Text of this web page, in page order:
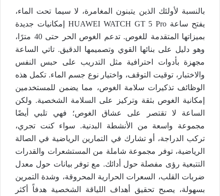
بالنسبة لأولئك الذين يتبنون المغامرة، لا سيما تحت الماء،
يفتح ساعة HUAWEI WATCH GT 5 Pro إمكانيات جديدة
بميزاتها المتقدمة للغوص. تدعم الغوص الحر حتى 40 مترًا،
وهو دليل على بنائها القوي وتصميمها الدقيق. تاتي الساعة
مجهزة بأدوات احترافية مثل التدريب على حبس النفس
والاختبار، توقيت التوقف، واختيار نوع جسم الماء. تكمل هذه
الوظائف تذكيرات سلامة الغوص، مما يضمن للمستخدمين
إمكانية الغوص بثقة وتركيز على السلامة الشخصية. ولكن
الساعة لا تقتصر على عشاق الغوص؛ فهي تلبي أيضًا
مجموعة واسعة من الأنشطة البدنية. سواء كنت تجري،
تركب الدراجة، أو تشارك في التمارين الرياضية في الصالة
الرياضية، توفر مجموعة شاملة من المستشعرات والقدرات
التتبعية رؤى مفصلة حول أدائك. مع توفر بيانات حول معدل
ضربات القلب، السعرات الحرارية المحروقة، وشدة التمرين
بسهولة، يصبح تحقيق أهداف اللياقة الشخصية هدفاً أكثر